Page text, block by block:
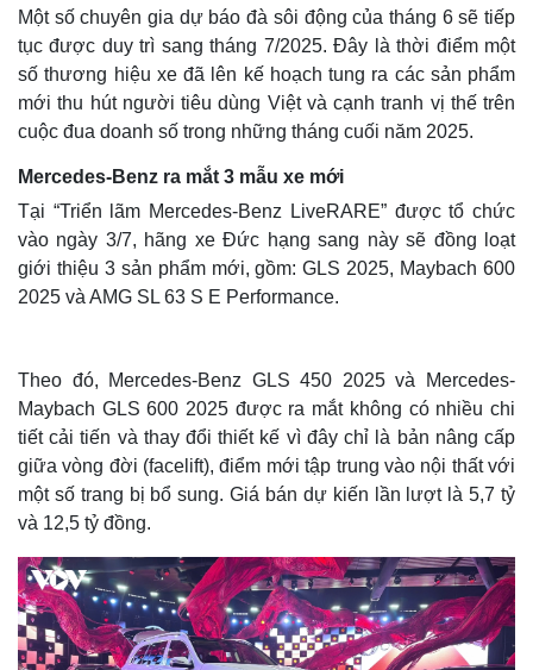
Một số chuyên gia dự báo đà sôi động của tháng 6 sẽ tiếp
tục được duy trì sang tháng 7/2025. Đây là thời điểm một
số thương hiệu xe đã lên kế hoạch tung ra các sản phẩm
mới thu hút người tiêu dùng Việt và cạnh tranh vị thế trên
cuộc đua doanh số trong những tháng cuối năm 2025.
Mercedes-Benz ra mắt 3 mẫu xe mới
Tại “Triển lãm Mercedes-Benz LiveRARE” được tổ chức
vào ngày 3/7, hãng xe Đức hạng sang này sẽ đồng loạt
giới thiệu 3 sản phẩm mới, gồm: GLS 2025, Maybach 600
2025 và AMG SL 63 S E Performance.
Theo đó, Mercedes-Benz GLS 450 2025 và Mercedes-
Maybach GLS 600 2025 được ra mắt không có nhiều chi
tiết cải tiến và thay đổi thiết kế vì đây chỉ là bản nâng cấp
giữa vòng đời (facelift), điểm mới tập trung vào nội thất với
một số trang bị bổ sung. Giá bán dự kiến lần lượt là 5,7 tỷ
và 12,5 tỷ đồng.